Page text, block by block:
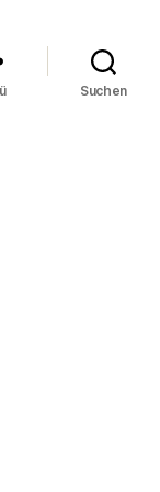
Suchen